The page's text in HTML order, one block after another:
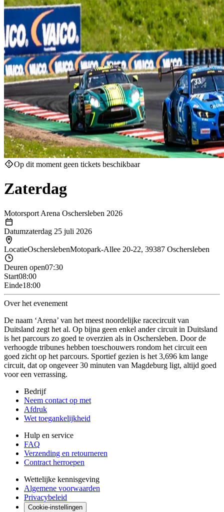
Op dit moment geen tickets beschikbaar
Zaterdag
Motorsport Arena Oschersleben 2026
Datumzaterdag 25 juli 2026
LocatieOscherslebenMotopark-Allee 20-22, 39387 Oschersleben
Deuren open07:30
Start08:00
Einde18:00
Over het evenement
De naam ‘Arena’ van het meest noordelijke racecircuit van
Duitsland zegt het al. Op bijna geen enkel ander circuit in Duitsland
is het parcours zo goed te overzien als in Oschersleben. Door de
verhoogde tribunes hebben toeschouwers rondom het circuit een
goed zicht op het parcours. Sportief gezien is het 3,696 km lange
circuit, dat op ongeveer 30 minuten van Magdeburg ligt, altijd goed
voor een verrassing.
Bedrijf
Neem contact op met
Afdruk
Wet toegankelijkheid
Hulp en service
FAQ
Verzending en retourneren
Contract herroepen
Wettelijke kennisgeving
Algemene voorwaarden
Privacybeleid
Cookie-instellingen